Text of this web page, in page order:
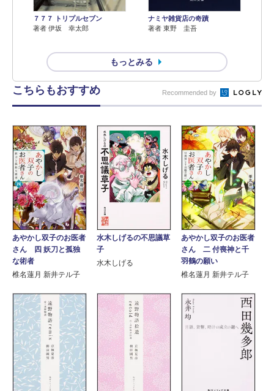
７７７ トリプルセブン
著者 伊坂 幸太郎
ナミヤ雑貨店の奇蹟
著者 東野 圭吾
もっとみる
こちらもおすすめ Recommended by
あやかし双子のお医者
さん 四 妖刀と孤独
な術者
椎名蓮月 新井テル子
水木しげるの不思議草
子
水木しげる
あやかし双子のお医者
さん 二 付喪神と千
羽鶴の願い
椎名蓮月 新井テル子